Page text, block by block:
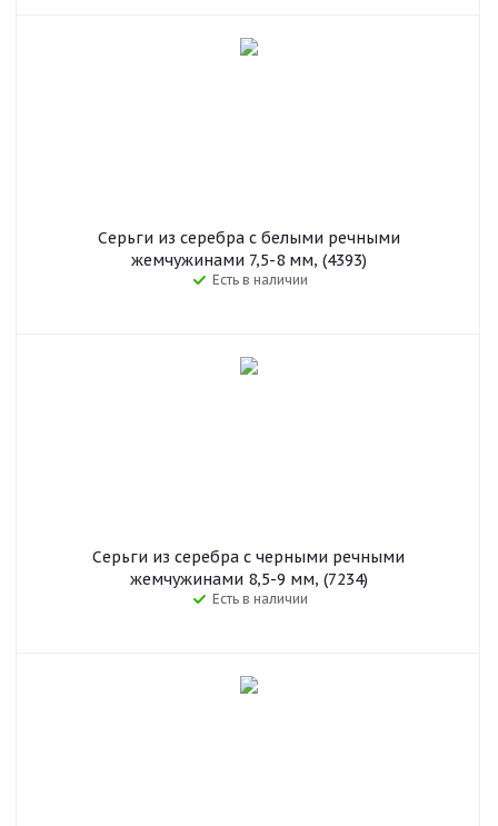
Серьги из серебра c белыми речными
жемчужинами 7,5-8 мм, (4393)
Есть в наличии
Серьги из серебра с черными речными
жемчужинами 8,5-9 мм, (7234)
Есть в наличии